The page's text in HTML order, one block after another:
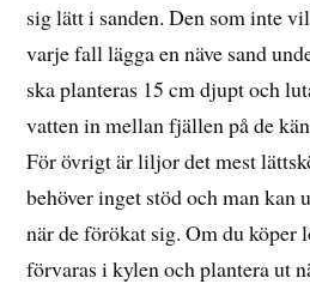
sig lätt i sanden. Den som inte
varje fall lägga en näve sand
ska planteras 15 cm djupt och
vatten in mellan fjällen på de
För övrigt är liljor det mest
behöver inget stöd och man kan
när de förökat sig. Om du köper
förvaras i kylen och plantera ut